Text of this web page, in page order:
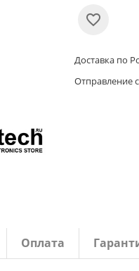
Доставка по
Отправление
Оплата